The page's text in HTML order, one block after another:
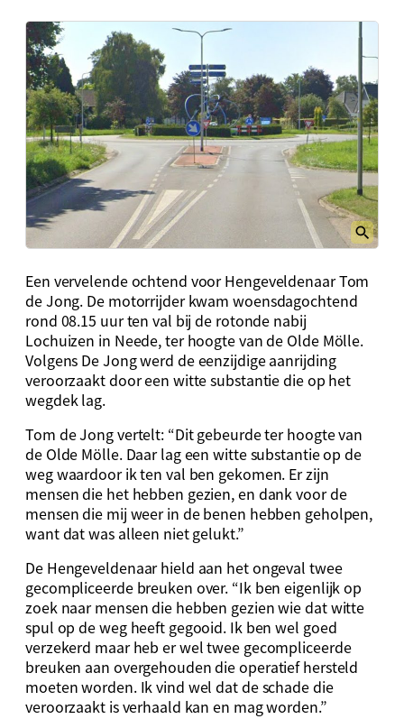
Een vervelende ochtend voor Hengeveldenaar Tom
de Jong. De motorrijder kwam woensdagochtend
rond 08.15 uur ten val bij de rotonde nabij
Lochuizen in Neede, ter hoogte van de Olde Mölle.
Volgens De Jong werd de eenzijdige aanrijding
veroorzaakt door een witte substantie die op het
wegdek lag.
Tom de Jong vertelt: “Dit gebeurde ter hoogte van
de Olde Mölle. Daar lag een witte substantie op de
weg waardoor ik ten val ben gekomen. Er zijn
mensen die het hebben gezien, en dank voor de
mensen die mij weer in de benen hebben geholpen,
want dat was alleen niet gelukt.”
De Hengeveldenaar hield aan het ongeval twee
gecompliceerde breuken over. “Ik ben eigenlijk op
zoek naar mensen die hebben gezien wie dat witte
spul op de weg heeft gegooid. Ik ben wel goed
verzekerd maar heb er wel twee gecompliceerde
breuken aan overgehouden die operatief hersteld
moeten worden. Ik vind wel dat de schade die
veroorzaakt is verhaald kan en mag worden.”